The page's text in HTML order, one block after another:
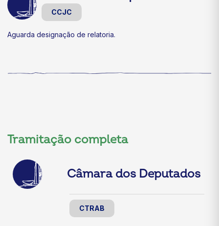
CCJC
Aguarda designação de relatoria.
Tramitação completa
Câmara dos Deputados
CTRAB